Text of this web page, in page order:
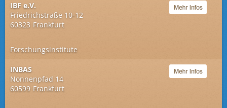
IBF e.V.
Friedrichstraße 10-12
60323 Frankfurt
Forschungsinstitute
INBAS
Nonnenpfad 14
60599 Frankfurt